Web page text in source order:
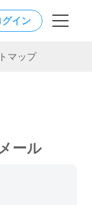
グイン
マップ
ール